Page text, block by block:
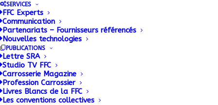
SERVICES
FFC Experts
Communication
Partenariats – Fournisseurs référencés
Nouvelles technologies
PUBLICATIONS
Lettre SRA
Studio TV FFC
Carrosserie Magazine
Profession Carrossier
Livres Blancs de la FFC
Les conventions collectives
La FFC CONSTRUCTEURS met à
disposition des ses adhérents une base
documentaire alimentée en permanence.